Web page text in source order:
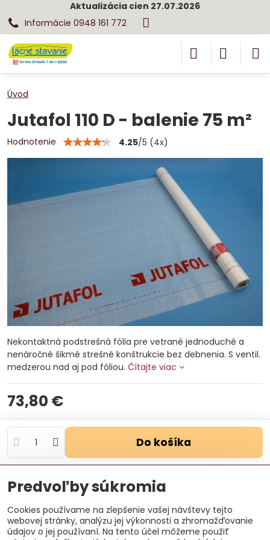
Aktualizácia cien 27.07.2026
Informácie 0948 161 772
Úvod
Jutafol 110 D - balenie 75 m²
Hodnotenie 4.25/5 (4x)
Nekontaktná podstrešná fólia pre vetrané jednoduché a
nenáročné šikmé strešné konštrukcie bez debnenia. S ventil.
medzerou nad aj pod fóliou. Čítajte viac
73,80 €
Do košíka
Otázka k produktu
Doručenia
Výrobca:
JUTA Slovakia s.r.o
Predvoľby súkromia
Cookies používame na zlepšenie vašej návštevy tejto
webovej stránky, analýzu jej výkonnosti a zhromažďovanie
údajov o jej používaní. Na tento účel môžeme použiť